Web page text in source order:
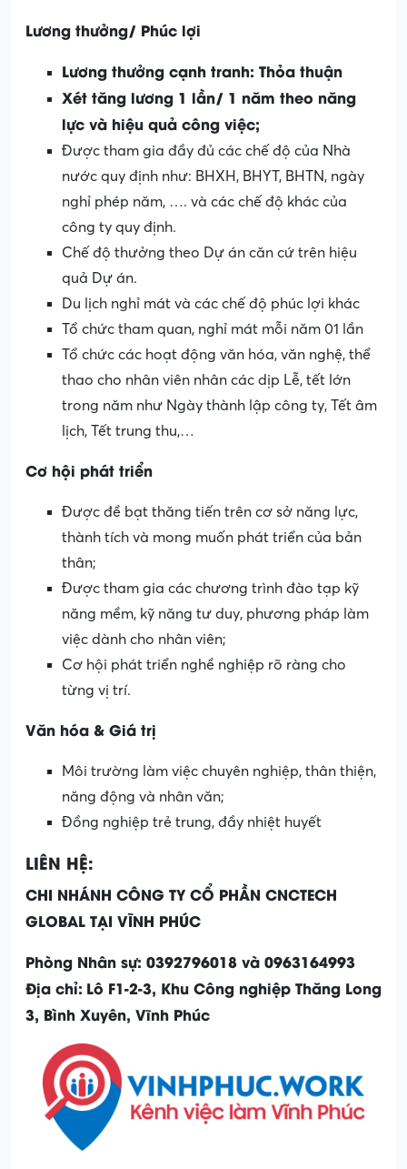
Lương thưởng/ Phúc lợi
Lương thưởng cạnh tranh: Thỏa thuận
Xét tăng lương 1 lần/ 1 năm theo năng
lực và hiệu quả công việc;
Được tham gia đầy đủ các chế độ của Nhà
nước quy định như: BHXH, BHYT, BHTN, ngày
nghỉ phép năm, …. và các chế độ khác của
công ty quy định.
Chế độ thưởng theo Dự án căn cứ trên hiệu
quả Dự án.
Du lịch nghỉ mát và các chế độ phúc lợi khác
Tổ chức tham quan, nghỉ mát mỗi năm 01 lần
Tổ chức các hoạt động văn hóa, văn nghệ, thể
thao cho nhân viên nhân các dịp Lễ, tết lớn
trong năm như Ngày thành lập công ty, Tết âm
lịch, Tết trung thu,…
Cơ hội phát triển
Được đề bạt thăng tiến trên cơ sở năng lực,
thành tích và mong muốn phát triển của bản
thân;
Được tham gia các chương trình đào tạp kỹ
năng mềm, kỹ năng tư duy, phương pháp làm
việc dành cho nhân viên;
Cơ hội phát triển nghề nghiệp rõ ràng cho
từng vị trí.
Văn hóa & Giá trị
Môi trường làm việc chuyên nghiệp, thân thiện,
năng động và nhân văn;
Đồng nghiệp trẻ trung, đầy nhiệt huyết
LIÊN HỆ:
CHI NHÁNH CÔNG TY CỔ PHẦN CNCTECH
GLOBAL TẠI VĨNH PHÚC
Phòng Nhân sự: 0392796018 và 0963164993
Địa chỉ: Lô F1-2-3, Khu Công nghiệp Thăng Long
3, Bình Xuyên, Vĩnh Phúc